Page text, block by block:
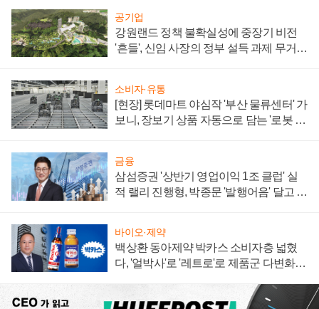
공기업
강원랜드 정책 불확실성에 중장기 비전
'흔들', 신임 사장의 정부 설득 과제 무거워
소비자·유통
[현장] 롯데마트 야심작 '부산 물류센터' 가
보니, 장보기 상품 자동으로 담는 '로봇 40
금융
삼섬증권 '상반기 영업이익 1조 클럽' 실
적 랠리 진행형, 박종문 '발행어음' 달고 연
바이오·제약
백상환 동아제약 박카스 소비자층 넓혔
다, '얼박사'로 '레트로'로 제품군 다변화